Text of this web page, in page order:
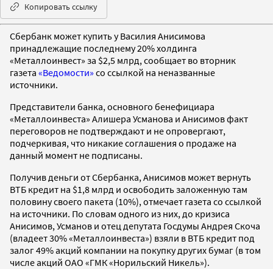
Копировать ссылку
Сбербанк может купить у Василия Анисимова
принадлежащие последнему 20% холдинга
«Металлоинвест» за $2,5 млрд, сообщает во вторник
газета «Ведомости» со ссылкой на неназванные
источники.
Представители банка, основного бенефициара
«Металлоинвеста» Алишера Усманова и Анисимов факт
переговоров не подтверждают и не опровергают,
подчеркивая, что никакие соглашения о продаже на
данный момент не подписаны.
Получив деньги от Сбербанка, Анисимов может вернуть
ВТБ кредит на $1,8 млрд и освободить заложенную там
половину своего пакета (10%), отмечает газета со ссылкой
на источники. По словам одного из них, до кризиса
Анисимов, Усманов и отец депутата Госдумы Андрея Скоча
(владеет 30% «Металлоинвеста») взяли в ВТБ кредит под
залог 49% акций компании на покупку других бумаг (в том
числе акций ОАО «ГМК «Норильский Никель»).